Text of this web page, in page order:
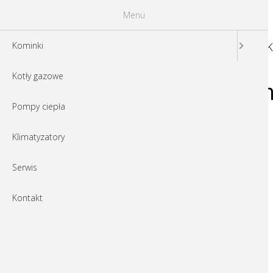
Menu
Kominki
Kotły gazowe
Pompy ciepła
Klimatyzatory
Serwis
Kontakt